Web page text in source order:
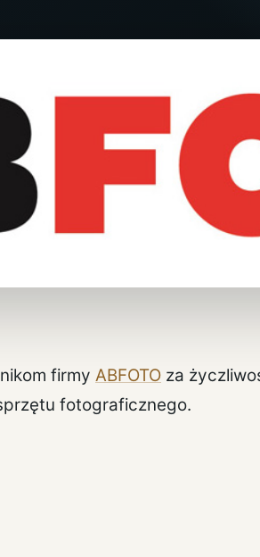
firmy ABFOTO za
fotograficznego.